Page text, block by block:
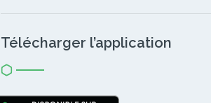
Télécharger l’application